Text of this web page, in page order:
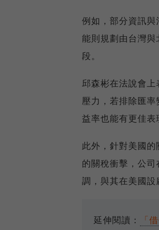
例如，部分資訊
能則規劃由台灣
段。
邱森彬在法說會
壓力，若排除匯
益率也能有更佳表
此外，針對美國
的關稅衝擊，公
調，與其在美國設
延伸閱讀： 「